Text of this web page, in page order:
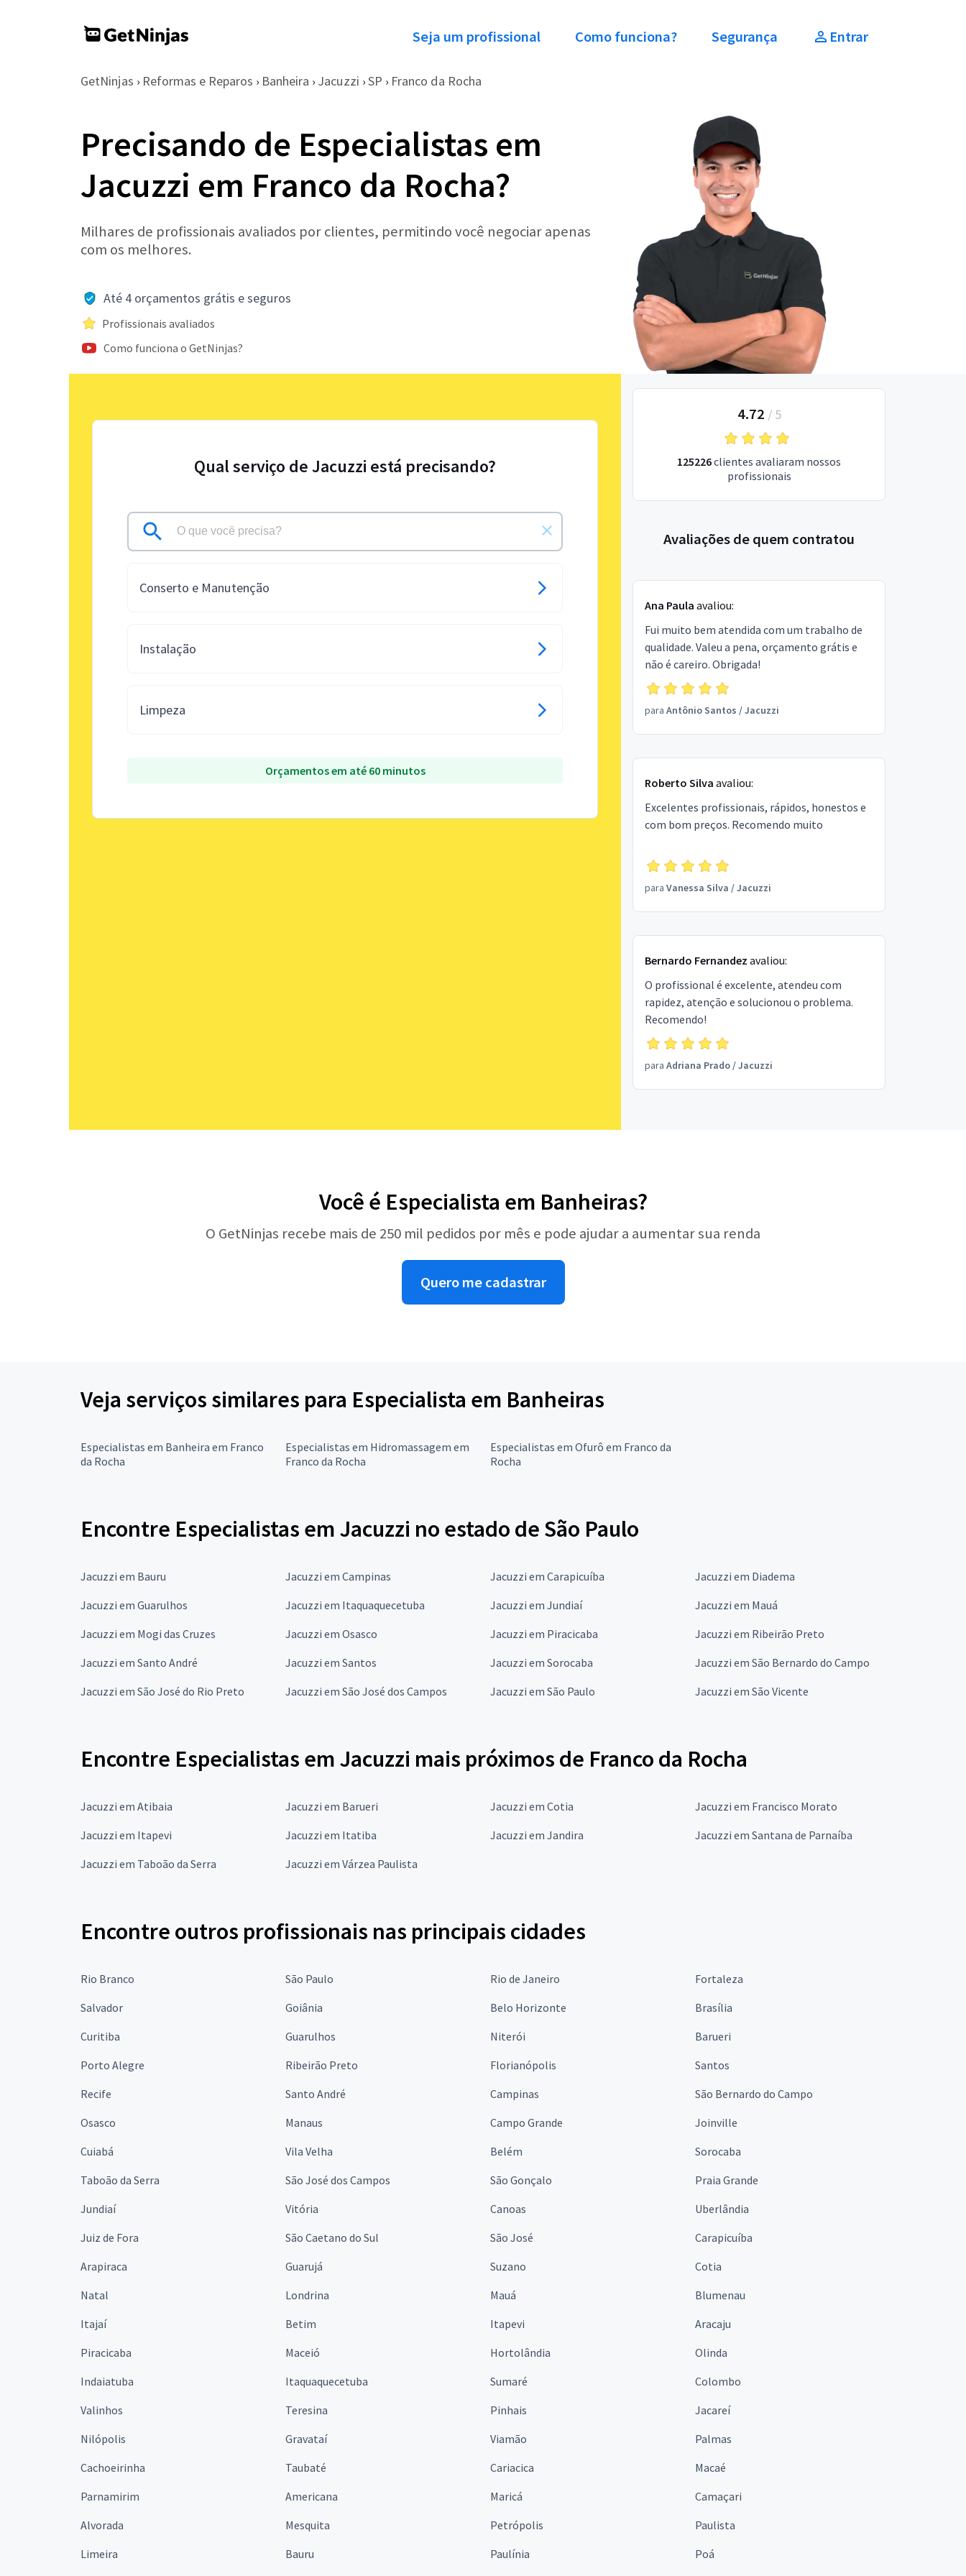
Seja um profissional Como funciona? Segurança Entrar
GetNinjas › Reformas e Reparos › Banheira › Jacuzzi › SP › Franco da Rocha
Precisando de Especialistas em
Jacuzzi em Franco da Rocha?
Milhares de profissionais avaliados por clientes, permitindo você negociar apenas
com os melhores.
Até 4 orçamentos grátis e seguros
Profissionais avaliados
Como funciona o GetNinjas?
Qual serviço de Jacuzzi está precisando?
Conserto e Manutenção
Instalação
Limpeza
Orçamentos em até 60 minutos
4.72 / 5
125226clientes avaliaram nossos
profissionais
Avaliações de quem contratou
Ana Paula avaliou:
Fui muito bem atendida com um trabalho de
qualidade. Valeu a pena, orçamento grátis e
não é careiro. Obrigada!
para Antônio Santos /Jacuzzi
Roberto Silva avaliou:
Excelentes profissionais, rápidos, honestos e
com bom preços. Recomendo muito
para Vanessa Silva /Jacuzzi
Bernardo Fernandez avaliou:
O profissional é excelente, atendeu com
rapidez, atenção e solucionou o problema.
Recomendo!
para Adriana Prado/Jacuzzi
Você é Especialista em Banheiras?
O GetNinjas recebe mais de 250 mil pedidos por mês e pode ajudar a aumentar sua renda
Quero me cadastrar
Veja serviços similares para Especialista em Banheiras
Especialistas em Banheira em Franco
da Rocha
Especialistas em Hidromassagem em
Franco da Rocha
Especialistas em Ofurô em Franco da
Rocha
Encontre Especialistas em Jacuzzi no estado de São Paulo
Jacuzzi em Bauru Jacuzzi em Campinas Jacuzzi em Carapicuíba
Jacuzzi em Diadema
Jacuzzi em Guarulhos
Jacuzzi em Itaquaquecetuba Jacuzzi em Jundiaí
Jacuzzi em Mauá
Jacuzzi em Mogi das Cruzes
Jacuzzi em Osasco Jacuzzi em Piracicaba
Jacuzzi em Ribeirão Preto
Jacuzzi em Santo André
Jacuzzi em Santos Jacuzzi em Sorocaba
Jacuzzi em São Bernardo do Campo
Jacuzzi em São José do Rio Preto
Jacuzzi em São José dos Campos Jacuzzi em São Paulo Jacuzzi em São Vicente
Encontre Especialistas em Jacuzzi mais próximos de Franco da Rocha
Jacuzzi em Atibaia Jacuzzi em Barueri Jacuzzi em Cotia
Jacuzzi em Francisco Morato
Jacuzzi em Itapevi
Jacuzzi em Itatiba Jacuzzi em Jandira
Jacuzzi em Santana de Parnaíba
Jacuzzi em Taboão da Serra
Jacuzzi em Várzea Paulista
Encontre outros profissionais nas principais cidades
Rio Branco São Paulo Rio de Janeiro
Fortaleza
Salvador
Goiânia Belo Horizonte
Brasília
Curitiba
Guarulhos Niterói
Barueri
Porto Alegre
Ribeirão Preto Florianópolis
Santos
Recife
Santo André Campinas
São Bernardo do Campo
Osasco
Manaus Campo Grande
Joinville
Cuiabá
Vila Velha Belém
Sorocaba
Taboão da Serra
São José dos Campos São Gonçalo
Praia Grande
Jundiaí
Vitória Canoas
Uberlândia
Juiz de Fora
São Caetano do Sul São José
Carapicuíba
Arapiraca
Guarujá Suzano
Cotia
Natal
Londrina Mauá
Blumenau
Itajaí
Betim Itapevi
Aracaju
Piracicaba
Maceió Hortolândia
Olinda
Indaiatuba
Itaquaquecetuba Sumaré
Colombo
Valinhos
Teresina Pinhais
Jacareí
Nilópolis
Gravataí Viamão
Palmas
Cachoeirinha
Taubaté Cariacica
Macaé
Parnamirim
Americana Maricá
Camaçari
Alvorada
Mesquita Petrópolis
Paulista
Limeira
Bauru Paulínia
Poá